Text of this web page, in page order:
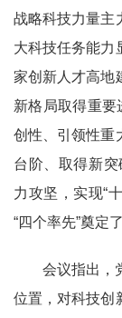
战略科技力量主
大科技任务能力
家创新人才高地
新格局取得重要
创性、引领性重
台阶、取得新
力攻坚，实现“
“四个率先”奠定
会议指出，
位置，对科技创